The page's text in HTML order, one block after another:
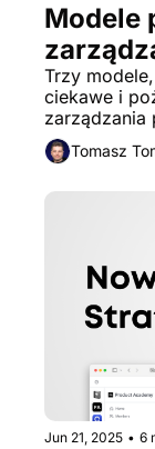
Modele
Trzy
ciekawe i
zarządzania
Tomasz
Jun 21, 2025 • 6